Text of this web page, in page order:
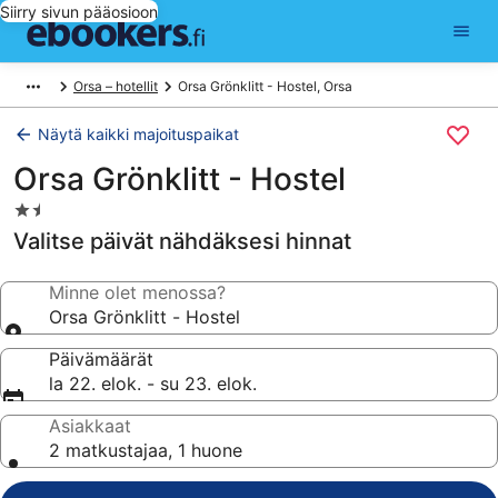
Siirry sivun pääosioon
Orsa – hotellit Orsa Grönklitt - Hostel, Orsa
Näytä kaikki majoituspaikat
Orsa Grönklitt - Hostel
1.5
tähden
majoituspaikka
Valitse päivät nähdäksesi hinnat
Minne olet menossa?
Orsa Grönklitt - Hostel
Päivämäärät
la 22. elok. - su 23. elok.
Asiakkaat
2 matkustajaa, 1 huone